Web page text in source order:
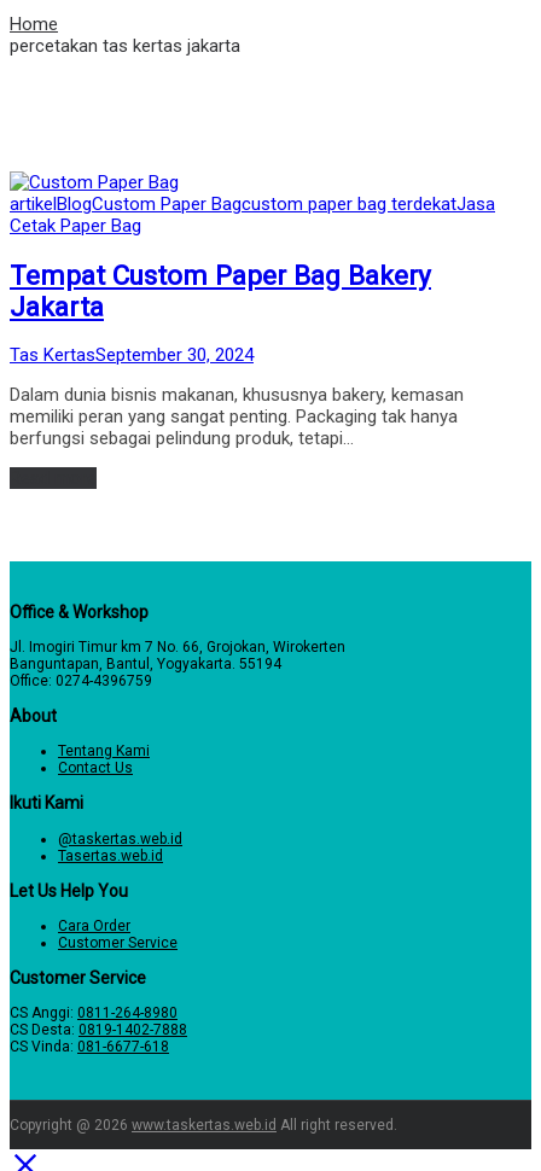
Home
percetakan tas kertas jakarta
Posted
in
artikelBlogCustom Paper Bagcustom paper bag terdekatJasa
Cetak Paper Bag
Tempat Custom Paper Bag Bakery
Jakarta
by
Tas KertasPosted
September 30, 2024
Dalam dunia bisnis makanan, khususnya bakery, kemasan
memiliki peran yang sangat penting. Packaging tak hanya
berfungsi sebagai pelindung produk, tetapi…
Office & Workshop
Jl. Imogiri Timur km 7 No. 66, Grojokan, Wirokerten
Banguntapan, Bantul, Yogyakarta. 55194
Office: 0274-4396759
About
Tentang Kami
Contact Us
Ikuti Kami
@taskertas.web.id
Tasertas.web.id
Let Us Help You
Cara Order
Customer Service
Customer Service
CS Anggi: 0811-264-8980
CS Desta: 0819-1402-7888
CS Vinda: 081-6677-618
Copyright @ 2026 www.taskertas.web.id All right reserved.